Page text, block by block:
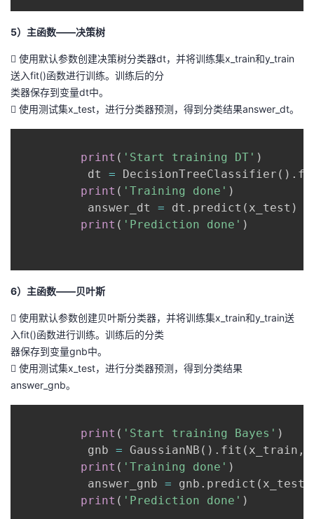
5）主函数——决策树
 使用默认参数创建决策树分类器dt，并将训练集x_train和y_train
送入fit()函数进行训练。训练后的分
类器保存到变量dt中。
 使用测试集x_test，进行分类器预测，得到分类结果answer_dt。
print ( 'Start training DT' )
          dt
= DecisionTreeClassifier ( ) .
print ( 'Training done' )
          answer_dt
= dt . predict ( x_test )
print ( 'Prediction done' )
6）主函数——贝叶斯
 使用默认参数创建贝叶斯分类器，并将训练集x_train和y_train送
入fit()函数进行训练。训练后的分类
器保存到变量gnb中。
 使用测试集x_test，进行分类器预测，得到分类结果
answer_gnb。
print ( 'Start training Bayes' )
          gnb
= GaussianNB ( ) . fit ( x_train ,
print ( 'Training done' )
          answer_gnb
= gnb . predict ( x_test
print ( 'Prediction done' )